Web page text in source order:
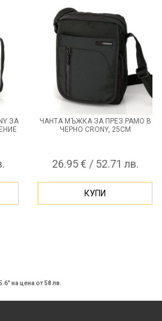
ЗА
ЧАНТА МЪЖКА ЗА ПРЕЗ РАМО В
ЧЕРНО CRONY, 25СМ
26.95 € / 52.71 лв.
КУПИ
на цена от 58 лв.